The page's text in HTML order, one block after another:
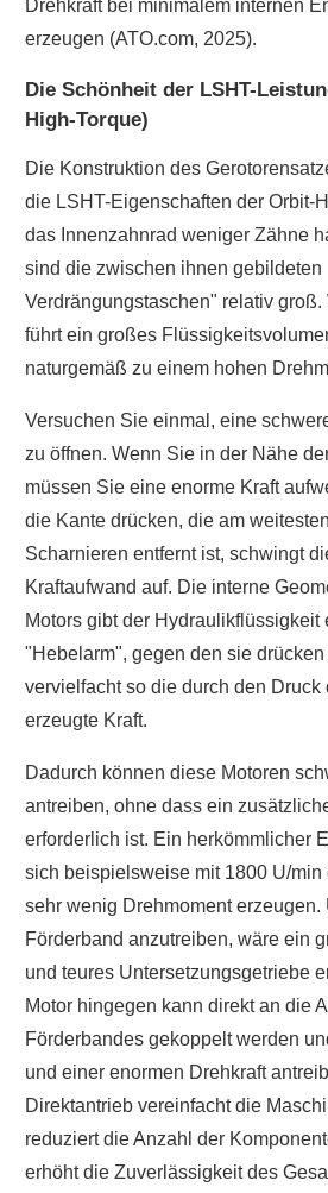
Drehkraft bei minimalem internen
erzeugen (ATO.com, 2025).
Die Schönheit der LSHT-
High-Torque)
Die Konstruktion des
die LSHT-Eigenschaften der Orbit-
das Innenzahnrad weniger Zähne
sind die zwischen ihnen gebildeten
Verdrängungstaschen" relativ groß.
führt ein großes
naturgemäß zu einem hohen
Versuchen Sie einmal, eine
zu öffnen. Wenn Sie in der Nähe
müssen Sie eine enorme Kraft
die Kante drücken, die am
Scharnieren entfernt ist, schwingt
Kraftaufwand auf. Die interne
Motors gibt der Hydraulikflüssigkeit
"Hebelarm", gegen den sie drücken
vervielfacht so die durch den Druck
erzeugte Kraft.
Dadurch können diese Motoren
antreiben, ohne dass ein
erforderlich ist. Ein herkömmlicher
sich beispielsweise mit 1800 U/min
sehr wenig Drehmoment erzeugen.
Förderband anzutreiben, wäre ein
und teures Untersetzungsgetriebe
Motor hingegen kann direkt an die
Förderbandes gekoppelt werden
und einer enormen Drehkraft
Direktantrieb vereinfacht die
reduziert die Anzahl der
erhöht die Zuverlässigkeit des